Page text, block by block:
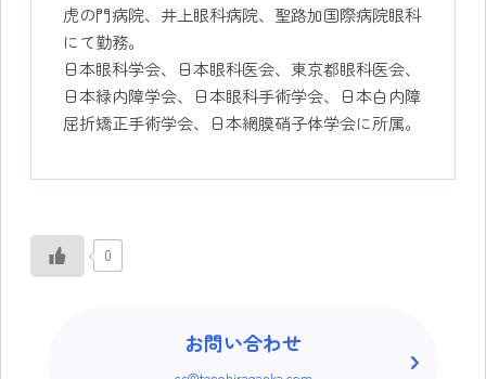
虎の門病院、井上眼科病院、聖路加国際病院眼科
にて勤務。
日本眼科学会、日本眼科医会、東京都眼科医会、
日本緑内障学会、日本眼科手術学会、日本白内障
屈折矯正手術学会、日本網膜硝子体学会に所属。
0
お問い合わせ